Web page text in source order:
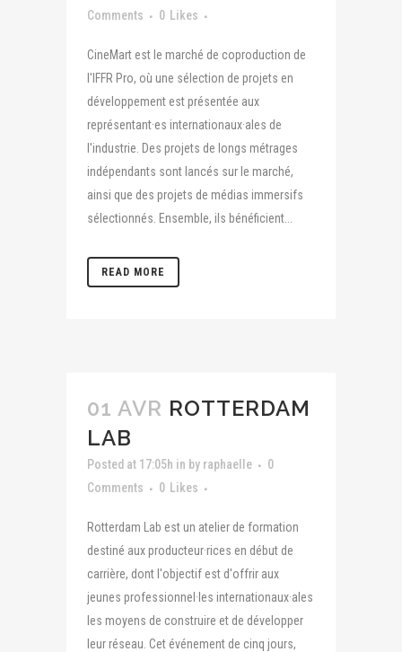
Comments
0 Likes
CineMart est le marché de coproduction de
l'IFFR Pro, où une sélection de projets en
développement est présentée aux
représentant·es internationaux·ales de
l'industrie. Des projets de longs métrages
indépendants sont lancés sur le marché,
ainsi que des projets de médias immersifs
sélectionnés. Ensemble, ils bénéficient...
READ MORE
01 AVR ROTTERDAM
LAB
Posted at 17:05h in by raphaelle
0
Comments
0 Likes
Rotterdam Lab est un atelier de formation
destiné aux producteur·rices en début de
carrière, dont l'objectif est d'offrir aux
jeunes professionnel·les internationaux·ales
les moyens de construire et de développer
leur réseau. Cet événement de cinq jours,